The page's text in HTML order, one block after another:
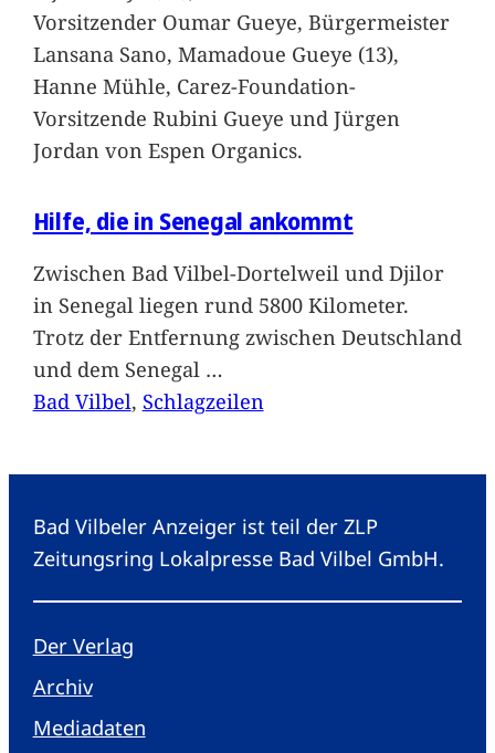
Vorsitzender Oumar Gueye, Bürgermeister
Lansana Sano, Mamadoue Gueye (13),
Hanne Mühle, Carez-Foundation-
Vorsitzende Rubini Gueye und Jürgen
Jordan von Espen Organics.
Hilfe, die in Senegal ankommt
Zwischen Bad Vilbel-Dortelweil und Djilor
in Senegal liegen rund 5800 Kilometer.
Trotz der Entfernung zwischen Deutschland
und dem Senegal …
Bad Vilbel, Schlagzeilen
Bad Vilbeler Anzeiger ist teil der ZLP
Zeitungsring Lokalpresse Bad Vilbel GmbH.
Der Verlag
Archiv
Mediadaten